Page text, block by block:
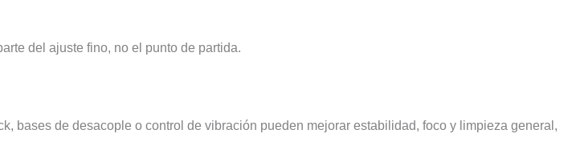
del ajuste fino, no el punto de partida.
bases de desacople o control de vibración pueden mejorar estabilidad, foco y limpieza general,